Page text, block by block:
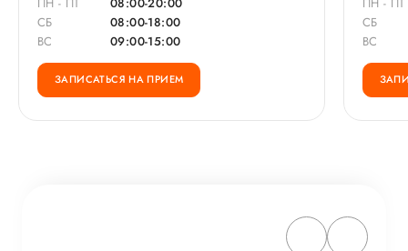
СБ
08:00-18:00
ВС
09:00-15:00
ЗАПИСАТЬСЯ НА ПРИЕМ
СБ
ВС